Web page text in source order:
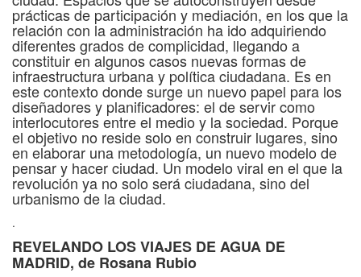
prácticas de participación y mediación, en los que la
relación con la administración ha ido adquiriendo
diferentes grados de complicidad, llegando a
constituir en algunos casos nuevas formas de
infraestructura urbana y política ciudadana. Es en
este contexto donde surge un nuevo papel para los
diseñadores y planificadores: el de servir como
interlocutores entre el medio y la sociedad. Porque
el objetivo no reside solo en construir lugares, sino
en elaborar una metodología, un nuevo modelo de
pensar y hacer ciudad. Un modelo viral en el que la
revolución ya no solo será ciudadana, sino del
urbanismo de la ciudad.
.
REVELANDO LOS VIAJES DE AGUA DE
MADRID, de Rosana Rubio